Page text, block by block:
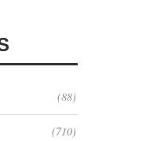
(88)
(710)